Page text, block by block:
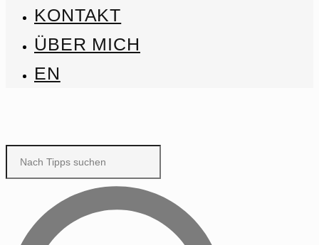
KONTAKT
ÜBER MICH
EN